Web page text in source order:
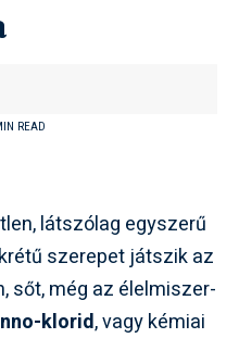
READ
látszólag egyszerű
szerepet játszik az
sőt, még az élelmiszer-
klorid, vagy kémiai